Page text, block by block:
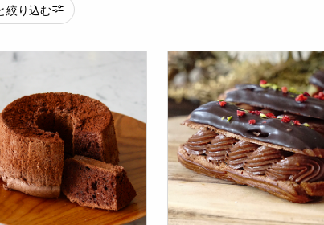
絞り込む